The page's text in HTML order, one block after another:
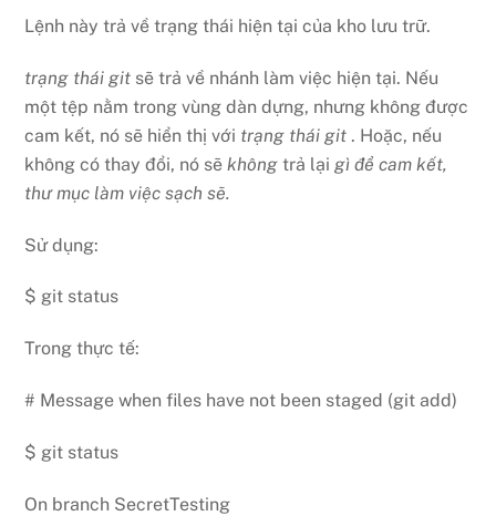
Lệnh này trả về trạng thái hiện tại của kho lưu trữ.
trạng thái git sẽ trả về nhánh làm việc hiện tại. Nếu
một tệp nằm trong vùng dàn dựng, nhưng không được
cam kết, nó sẽ hiển thị với trạng thái git . Hoặc, nếu
không có thay đổi, nó sẽ không trả lại gì để cam kết,
thư mục làm việc sạch sẽ.
Sử dụng:
$ git status
Trong thực tế:
# Message when files have not been staged (git add)
$ git status
On branch SecretTesting